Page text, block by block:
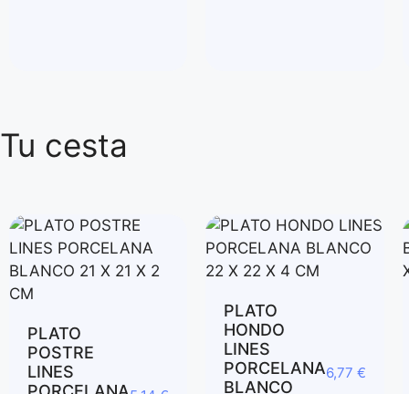
Tu cesta
PLATO
POSTRE
LINES
PLATO
HONDO
LINES
PORCELANA
BLANCO
6,77 €